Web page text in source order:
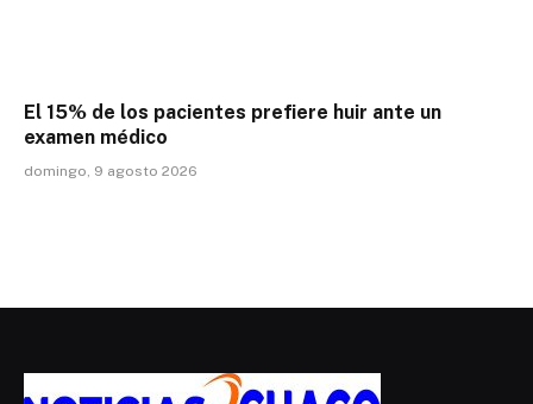
El 15% de los pacientes prefiere huir ante un
examen médico
domingo, 9 agosto 2026